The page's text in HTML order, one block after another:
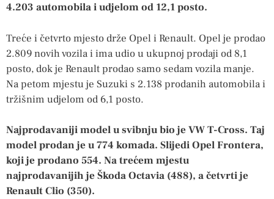
4.203 automobila i udjelom od 12,1 posto.
Treće i četvrto mjesto drže Opel i Renault. Opel je prodao
2.809 novih vozila i ima udio u ukupnoj prodaji od 8,1
posto, dok je Renault prodao samo sedam vozila manje.
Na petom mjestu je Suzuki s 2.138 prodanih automobila i
tržišnim udjelom od 6,1 posto.
Najprodavaniji model u svibnju bio je VW T-Cross. Taj
model prodan je u 774 komada. Slijedi Opel Frontera,
koji je prodano 554. Na trećem mjestu
najprodavanijih je Škoda Octavia (488), a četvrti je
Renault Clio (350).